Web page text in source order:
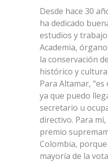
Desde hace 30
ha dedicado
estudios y
Academia,
la conservación
histórico y
Para Altamar,
ya que puedo
secretario u
directivo. Para
premio
Colombia,
mayoría de la